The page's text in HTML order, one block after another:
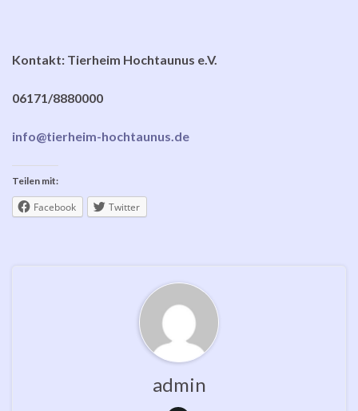
Kontakt: Tierheim Hochtaunus e.V.
06171/8880000
info@tierheim-hochtaunus.de
Teilen mit:
Facebook Twitter
admin